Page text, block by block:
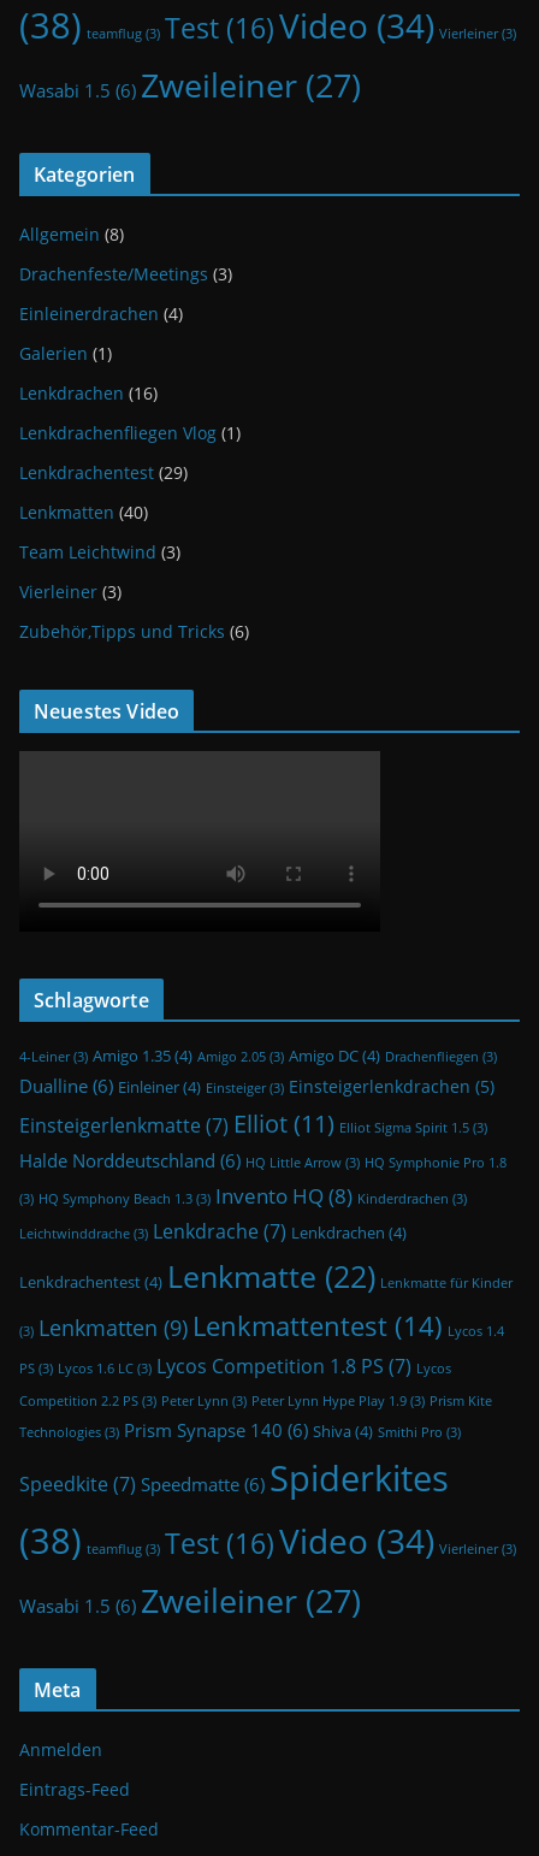
(38) teamflug (3) Test (16)Video (34) Vierleiner(3)
Wasabi 1.5 (6) Zweileiner (27)
Kategorien
Allgemein (8)
Drachenfeste/Meetings (3)
Einleinerdrachen (4)
Galerien (1)
Lenkdrachen (16)
Lenkdrachenfliegen Vlog (1)
Lenkdrachentest (29)
Lenkmatten (40)
Team Leichtwind (3)
Vierleiner (3)
Zubehör,Tipps und Tricks (6)
Neuestes Video
Schlagworte
4-Leiner(3) Amigo 1.35(4) Amigo 2.05 (3) Amigo DC(4) Drachenfliegen (3)
Dualline(6) Einleiner(4) Einsteiger(3) Einsteigerlenkdrachen (5)
Einsteigerlenkmatte (7) Elliot(11) Elliot Sigma Spirit 1.5 (3)
Halde Norddeutschland (6) HQ Little Arrow (3) HQ Symphonie Pro 1.8
(3) HQ Symphony Beach 1.3 (3) Invento HQ(8) Kinderdrachen (3)
Leichtwinddrache (3) Lenkdrache (7) Lenkdrachen (4)
Lenkdrachentest(4) Lenkmatte (22) Lenkmatte für Kinder
(3) Lenkmatten (9) Lenkmattentest (14) Lycos 1.4
PS (3) Lycos 1.6 LC (3) Lycos Competition 1.8 PS (7) Lycos
Competition 2.2 PS (3) Peter Lynn (3) Peter Lynn Hype Play 1.9 (3) Prism Kite
Technologies (3) Prism Synapse 140 (6) Shiva(4) Smithi Pro (3)
Speedkite (7) Speedmatte(6) Spiderkites
(38) teamflug (3) Test (16)Video (34) Vierleiner(3)
Wasabi 1.5 (6) Zweileiner (27)
Meta
Anmelden
Eintrags-Feed
Kommentar-Feed